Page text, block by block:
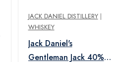
JACK DANIEL DISTILLERY|
WHISKEY
Jack Daniel's
Gentleman Jack 40%